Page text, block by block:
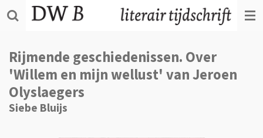
Ga
direct
de
hoofdinhoud
Rijmende geschiedenissen. Over
'Willem en mijn wellust' van Jeroen
Olyslaegers
Siebe Bluijs